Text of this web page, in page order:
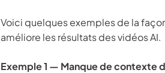
Voici quelques exemples de la
améliore les résultats des vidéos AI.
Exemple 1 — Manque de contexte